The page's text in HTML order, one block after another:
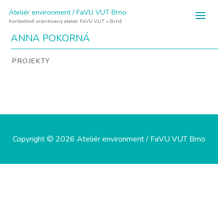
Ateliér environment / FaVU VUT Brno
Kontextově orientovaný ateliér FaVU VUT v Brně
ANNA POKORNÁ
PROJEKTY
Copyright © 2026 Ateliér environment / FaVU VUT Brno